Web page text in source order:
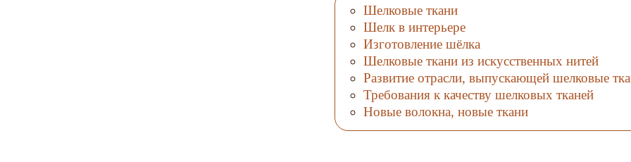
Шелковые ткани
Шелк в интерьере
Изготовление шёлка
Шелковые ткани из искусственных нитей
Развитие отрасли, выпускающей шелковые
Требования к качеству шелковых тканей
Новые волокна, новые ткани